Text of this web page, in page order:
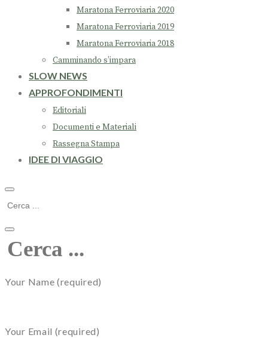
Maratona Ferroviaria 2020
Maratona Ferroviaria 2019
Maratona Ferroviaria 2018
Camminando s’impara
SLOW NEWS
APPROFONDIMENTI
Editoriali
Documenti e Materiali
Rassegna Stampa
IDEE DI VIAGGIO
Your Name (required)
Your Email (required)